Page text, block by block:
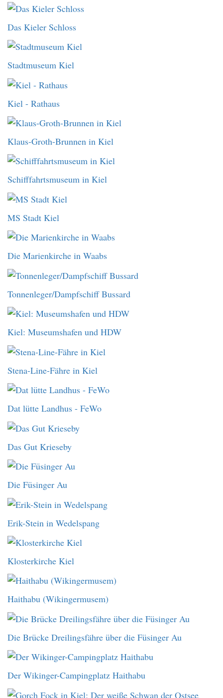
Das Kieler Schloss
Stadtmuseum Kiel
Kiel - Rathaus
Klaus-Groth-Brunnen in Kiel
Schifffahrtsmuseum in Kiel
MS Stadt Kiel
Die Marienkirche in Waabs
Tonnenleger/Dampfschiff Bussard
Kiel: Museumshafen und HDW
Stena-Line-Fähre in Kiel
Dat lütte Landhus - FeWo
Das Gut Krieseby
Die Füsinger Au
Erik-Stein in Wedelspang
Klosterkirche Kiel
Haithabu (Wikingermusem)
Die Brücke Dreilingsfähre über die Füsinger Au
Der Wikinger-Campingplatz Haithabu